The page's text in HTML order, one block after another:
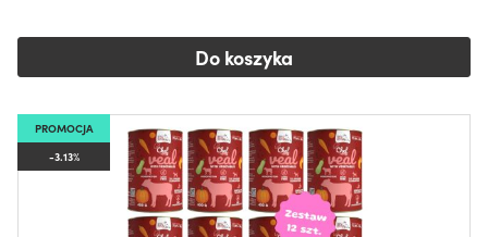
Do koszyka
PROMOCJA
-3.13%